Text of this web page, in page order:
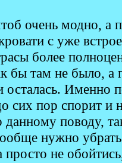
очень модно, а
с уже
более
бы там не было, а
осталась. Именно
сих пор спорит и
данному поводу,
нужно
не